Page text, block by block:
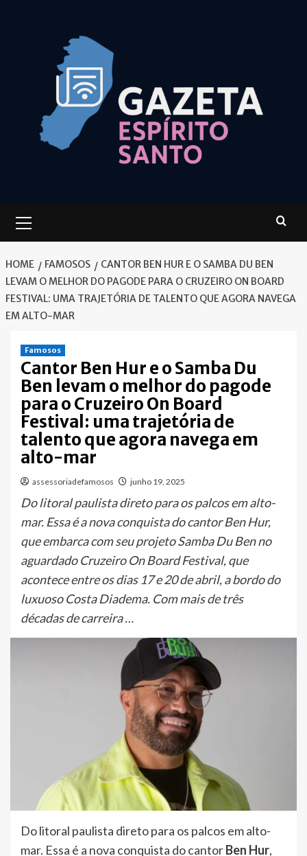
Menu
HOME FAMOSOS
CANTOR BEN HUR E O SAMBA DU BEN
LEVAM O MELHOR DO PAGODE PARA O CRUZEIRO ON BOARD
FESTIVAL: UMA TRAJETÓRIA DE TALENTO QUE AGORA NAVEGA
EM ALTO-MAR
Famosos
Cantor Ben Hur e o Samba Du
Ben levam o melhor do pagode
para o Cruzeiro On Board
Festival: uma trajetória de
talento que agora navega em
alto-mar
assessoriadefamosos junho 19, 2025
Do litoral paulista direto para os palcos em alto-
mar. Essa é a nova conquista do cantor Ben Hur,
que embarca com seu projeto Samba Du Ben no
aguardado Cruzeiro On Board Festival, que
acontece entre os dias 17 e 20 de abril, a bordo do
luxuoso Costa Diadema. Com mais de três
décadas de carreira …
Do litoral paulista direto para os palcos em alto-
mar. Essa é a nova conquista do cantorBen Hur,